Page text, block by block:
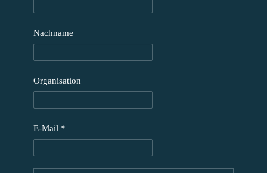
Nachname
Organisation
E-Mail *